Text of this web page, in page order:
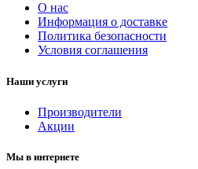
О нас
Информация о доставке
Политика безопасности
Условия соглашения
Наши услуги
Производители
Акции
Мы в интернете